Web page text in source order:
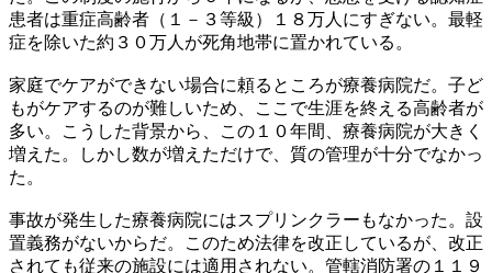
患者は重症高齢者（１－３等級）１８万人にすぎない。最軽
症を除いた約３０万人が死角地帯に置かれている。
家庭でケアができない場合に頼るところが療養病院だ。子ど
もがケアするのが難しいため、ここで生涯を終える高齢者が
多い。こうした背景から、この１０年間、療養病院が大きく
増えた。しかし数が増えただけで、質の管理が十分でなかっ
た。
事故が発生した療養病院にはスプリンクラーもなかった。設
置義務がないからだ。このため法律を改正しているが、改正
されても従来の施設には適用されない。管轄消防署の１１９